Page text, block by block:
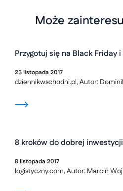
Może
Przygotuj się na Black Friday
23listopada 2017
dziennikwschodni.pl, Autor:
8 kroków do dobrej
8listopada 2017
logistyczny.com, Autor: Marcin